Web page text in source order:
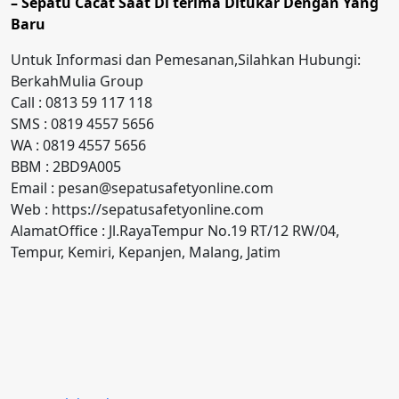
Baru
Untuk Informasi dan Pemesanan,Silahkan Hubungi:
BerkahMulia Group
Call : 0813 59 117 118
SMS : 0819 4557 5656
WA : 0819 4557 5656
BBM : 2BD9A005
Email : pesan@sepatusafetyonline.com
Web : https://sepatusafetyonline.com
AlamatOffice : Jl.RayaTempur No.19 RT/12 RW/04,
Tempur, Kemiri, Kepanjen, Malang, Jatim